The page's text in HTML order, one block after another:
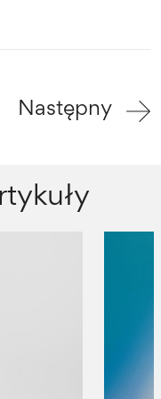
Następny